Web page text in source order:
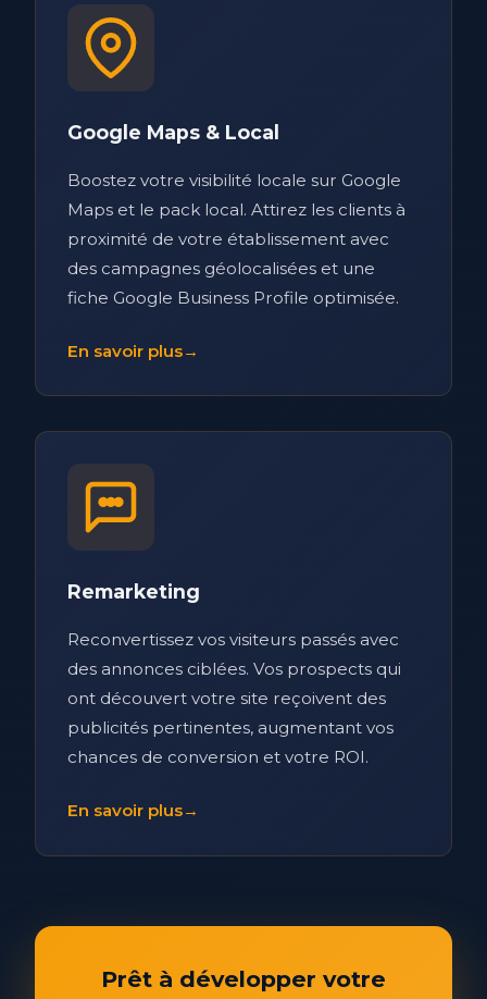
Google Maps & Local
Boostez votre visibilité locale sur Google
Maps et le pack local. Attirez les clients à
proximité de votre établissement avec
des campagnes géolocalisées et une
fiche Google Business Profile optimisée.
En savoir plus→
Remarketing
Reconvertissez vos visiteurs passés avec
des annonces ciblées. Vos prospects qui
ont découvert votre site reçoivent des
publicités pertinentes, augmentant vos
chances de conversion et votre ROI.
En savoir plus→
Prêt à développer votre